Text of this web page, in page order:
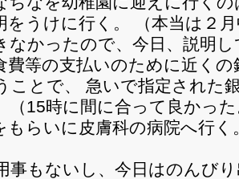
をうけに行く。 （本当は２
なかったので、今日、説明
費等の支払いのために近く
ことで、 急いで指定された
（15時に間に合って良かっ
もらいに皮膚科の病院へ行く
事もないし、今日はのんび